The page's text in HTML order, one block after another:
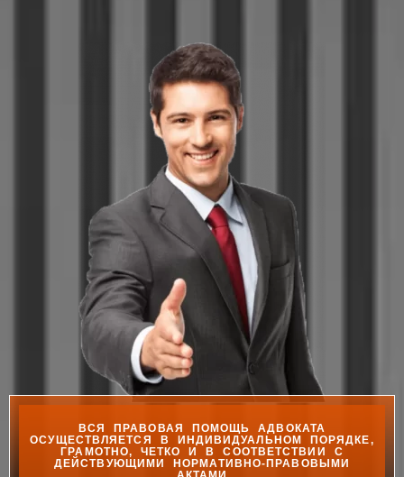
ВСЯ ПРАВОВАЯ ПОМОЩЬ АДВОКАТА
ОСУЩЕСТВЛЯЕТСЯ В ИНДИВИДУАЛЬНОМ ПОРЯДКЕ,
ГРАМОТНО, ЧЕТКО И В СООТВЕТСТВИИ С
ДЕЙСТВУЮЩИМИ НОРМАТИВНО-ПРАВОВЫМИ